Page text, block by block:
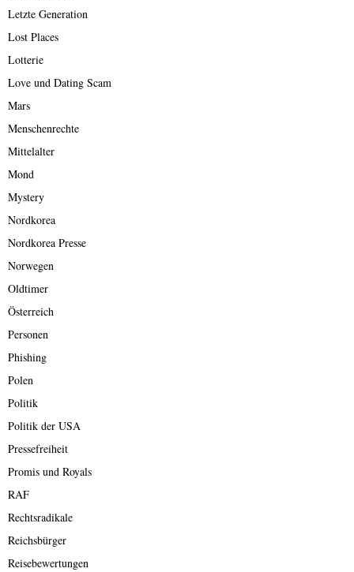
Letzte Generation
Lost Places
Lotterie
Love und Dating Scam
Mars
Menschenrechte
Mittelalter
Mond
Mystery
Nordkorea
Nordkorea Presse
Norwegen
Oldtimer
Österreich
Personen
Phishing
Polen
Politik
Politik der USA
Pressefreiheit
Promis und Royals
RAF
Rechtsradikale
Reichsbürger
Reisebewertungen